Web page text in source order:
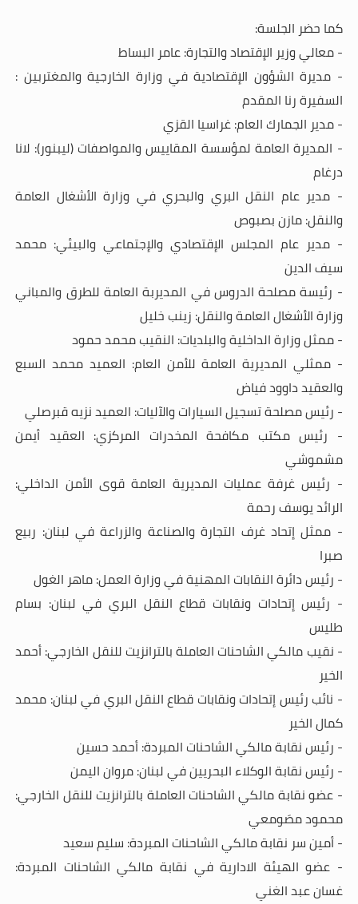
كما حضر الجلسة:
- معالي وزير الإقتصاد والتجارة: عامر البساط
- مديرة الشؤون الإقتصادية في وزارة الخارجية والمغتربين :
السفيرة رنا المقدم
- مدير الجمارك العام: غراسيا القزي
- المديرة العامة لمؤسسة المقاييس والمواصفات (ليبنور): لانا
درغام
- مدير عام النقل البري والبحري في وزارة الأشغال العامة
والنقل: مازن بصبوص
- مدير عام المجلس الإقتصادي والإجتماعي والبيئي: محمد
سيف الدين
- رئيسة مصلحة الدروس في المديربة العامة للطرق والمباني
وزارة الأشغال العامة والنقل: زينب خليل
- ممثل وزارة الداخلية والبلديات: النقيب محمد حمود
- ممثلي المديرية العامة للأمن العام: العميد محمد السبع
والعقيد داوود فياض
- رئيس مصلحة تسجيل السيارات والآليات: العميد نزيه قبرصلي
- رئيس مكتب مكافحة المخدرات المركزي: العقيد أيمن
مشموشي
- رئيس غرفة عمليات المديرية العامة قوى الأمن الداخلي:
الرائد يوسف رحمة
- ممثل إتحاد غرف التجارة والصناعة والزراعة في لبنان: ربيع
صبرا
- رئيس دائرة النقابات المهنية في وزارة العمل: ماهر الغول
- رئيس إتحادات ونقابات قطاع النقل البري في لبنان: بسام
طليس
- نقيب مالكي الشاحنات العاملة بالترانزيت للنقل الخارجي: أحمد
الخير
- نائب رئيس إتحادات ونقابات قطاع النقل البري في لبنان: محمد
كمال الخير
- رئيس نقابة مالكي الشاحنات المبردة: أحمد حسين
- رئيس نقابة الوكلاء البحريين في لبنان: مروان اليمن
- عضو نقابة مالكي الشاحنات العاملة بالترانزيت للنقل الخارجي:
محمود مصَومعي
- أمين سر نقابة مالكي الشاحنات المبردة: سليم سعيد
- عضو الهيئة الادارية في نقابة مالكي الشاحنات المبردة:
غسان عبد الغني